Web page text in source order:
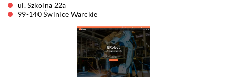
ul. Szkolna 22a
99-140 Świnice Warckie